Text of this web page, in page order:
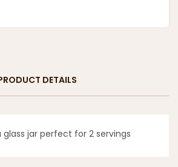
DETAILS
glass jar perfect for 2 servings